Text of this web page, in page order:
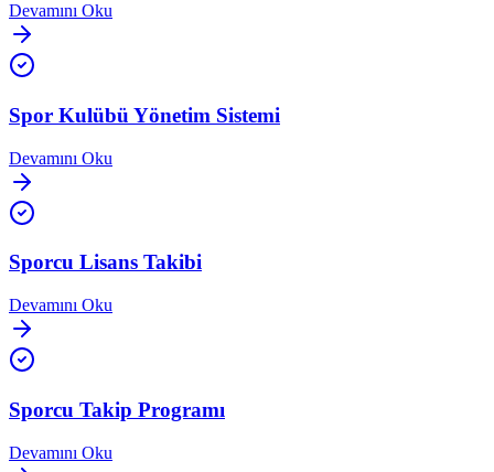
Devamını Oku
Spor Kulübü Yönetim Sistemi
Devamını Oku
Sporcu Lisans Takibi
Devamını Oku
Sporcu Takip Programı
Devamını Oku